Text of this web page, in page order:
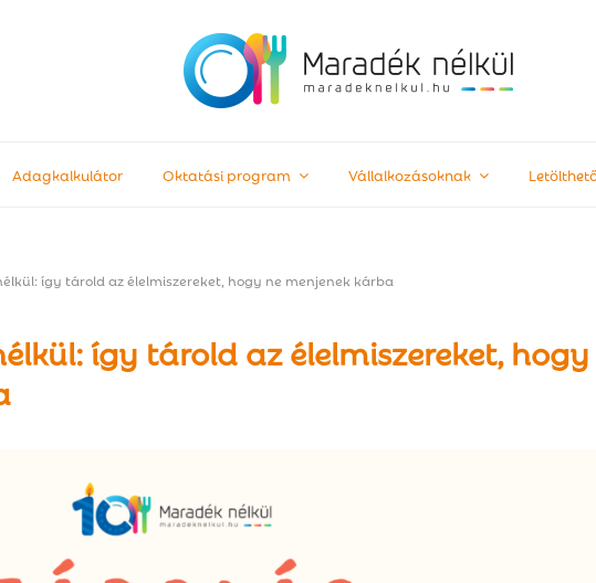
Adagkalkulátor Oktatási program Vállalkozásoknak
így tárold az élelmiszereket, hogy ne menjenek kárba
így tárold az élelmiszereket, hogy